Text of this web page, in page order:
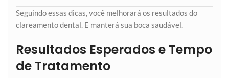
Seguindo essas dicas, você melhorará os resultados do
clareamento dental. E manterá sua boca saudável.
Resultados Esperados e Tempo
de Tratamento